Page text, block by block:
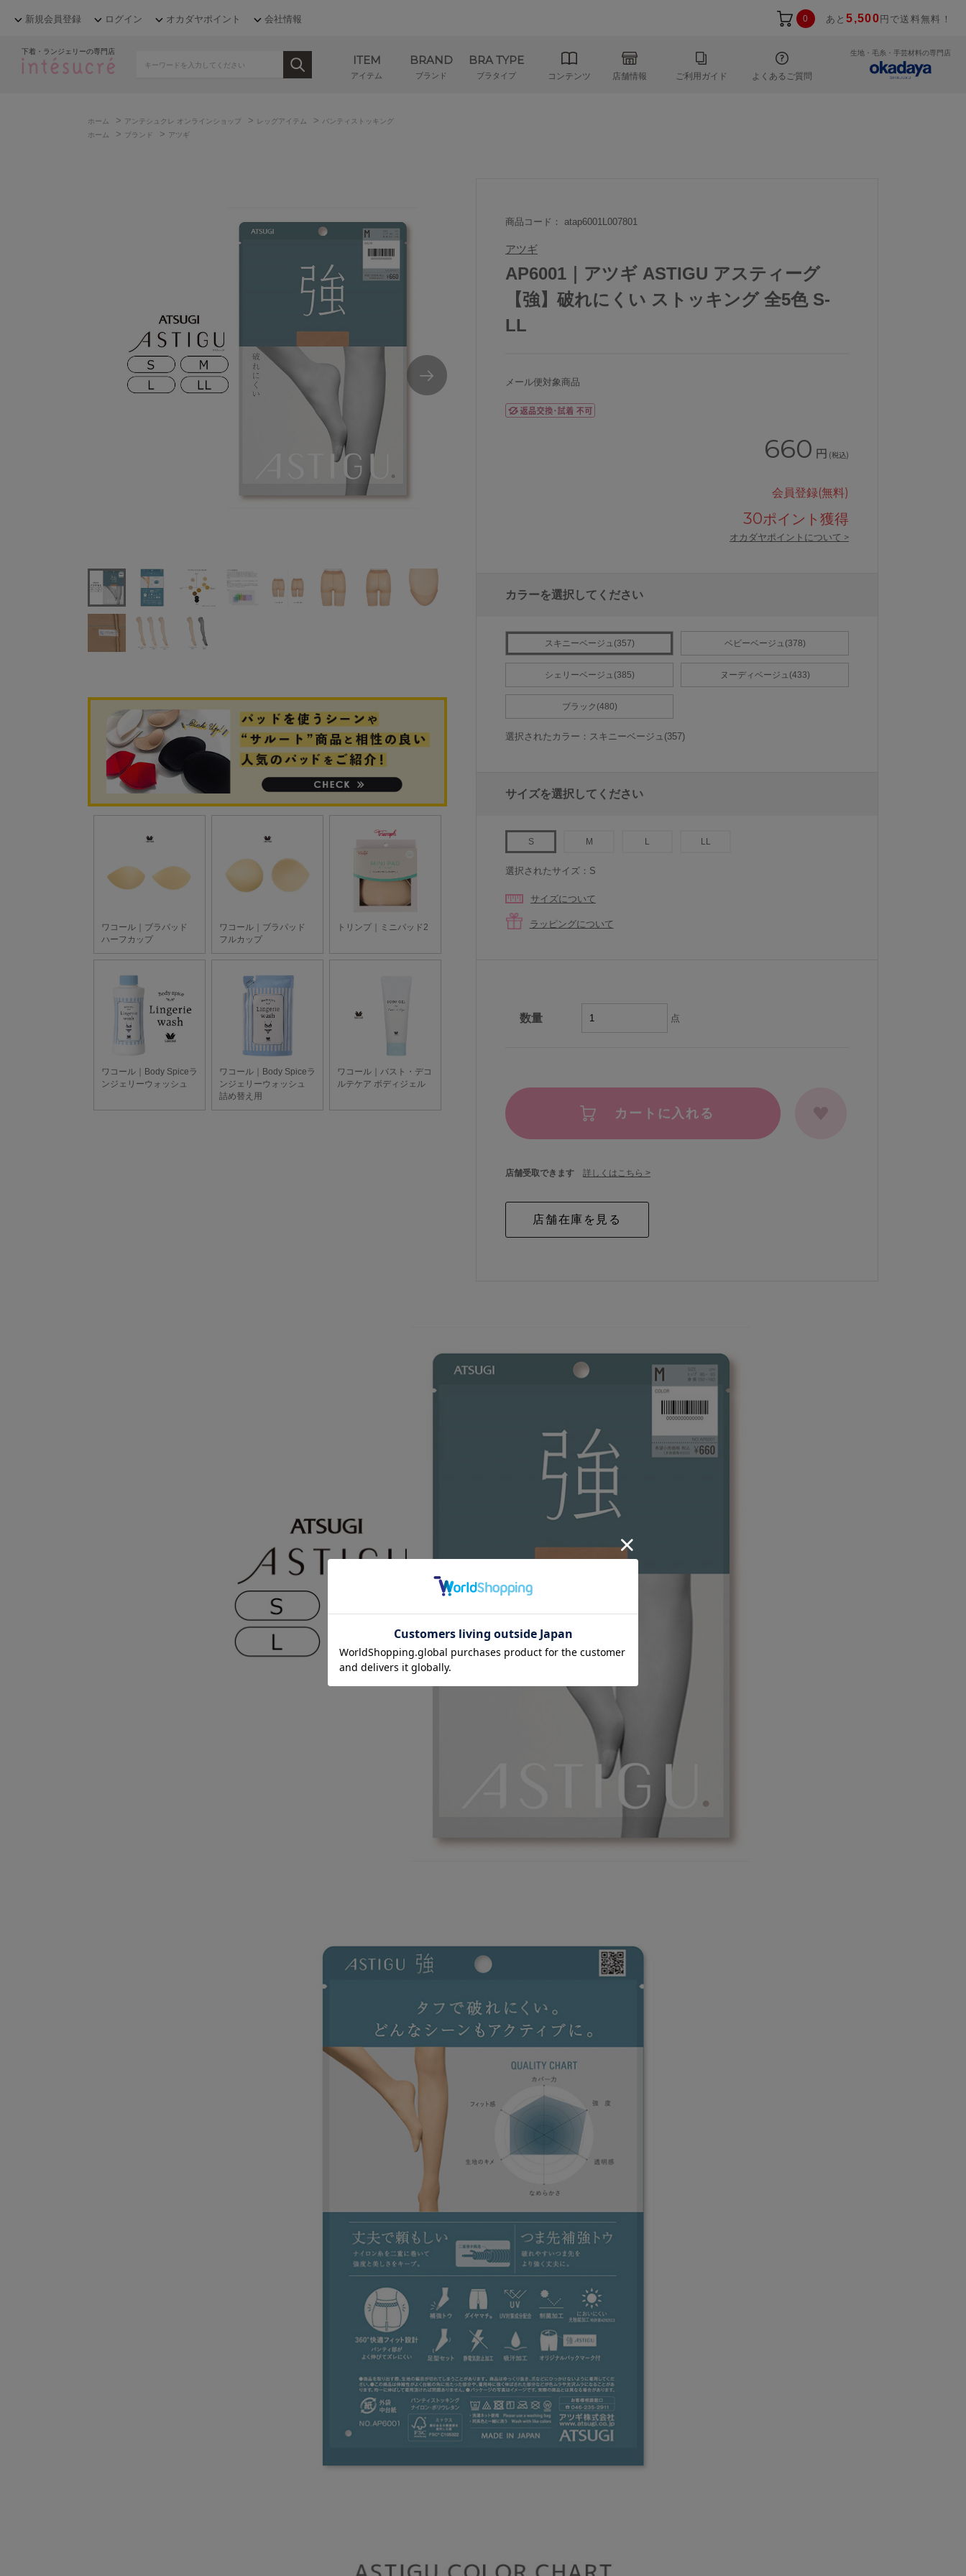
新規会員登録 ログイン オカダヤポイント 会社情報 0 あと5,500 円で送料無料！
下着・ランジェリーの専門店
ITEM
アイテム
BRAND
ブランド
BRA TYPE
ブラタイプ コンテンツ 店舗情報 ご利用ガイド よくあるご質問
生地・毛糸・手芸材料の専門店
ホーム > アンテシュクレ オンラインショップ > レッグアイテム > パンティストッキング
ホーム
> ブランド > アツギ
アツギASTIGUアスティーグ【強】
商品コード： atap6001L007801
アツギ
AP6001｜アツギ ASTIGU アスティーグ
【強】破れにくい ストッキング 全5色 S-
LL
メール便対象商品
660 円 (税込)
会員登録(無料)
30ポイント獲得
オカダヤポイントについて >
カラーを選択してください
スキニーベージュ(357) ベビーベージュ(378)
シェリーベージュ(385) ヌーディベージュ(433)
ブラック(480)
選択されたカラー：スキニーベージュ(357)
サイズを選択してください
S M L LL
選択されたサイズ：S
サイズについて
ラッピングについて
数量 点
カートに入れる
店舗受取できます 詳しくはこちら >